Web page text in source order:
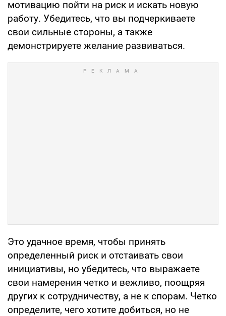
мотивацию пойти на риск и искать новую
работу. Убедитесь, что вы подчеркиваете
свои сильные стороны, а также
демонстрируете желание развиваться.
Это удачное время, чтобы принять
определенный риск и отстаивать свои
инициативы, но убедитесь, что выражаете
свои намерения четко и вежливо, поощряя
других к сотрудничеству, а не к спорам. Четко
определите, чего хотите добиться, но не